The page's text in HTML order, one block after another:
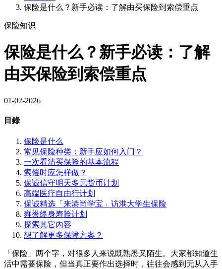
保险是什么？新手必读：了解由买保险到索偿重点
保险知识
保险是什么？新手必读：了解
由买保险到索偿重点
01-02-2026
目錄
保险是什么
常见保险种类：新手应如何入门？
一次看清买保险的基本流程
索偿时应怎样做？
保诚信守明天多元货币计划
高端医疗自由行计划
保诚精选「来港尚学宝」访港大学生保险
雍誉终身寿险计划
探索其它內容
想了解更多保障方案？
「保险」两个字，对很多人来说既熟悉又陌生。大家都知道生
活中需要保险，但当真正要作出选择时，往往会感到无从入手